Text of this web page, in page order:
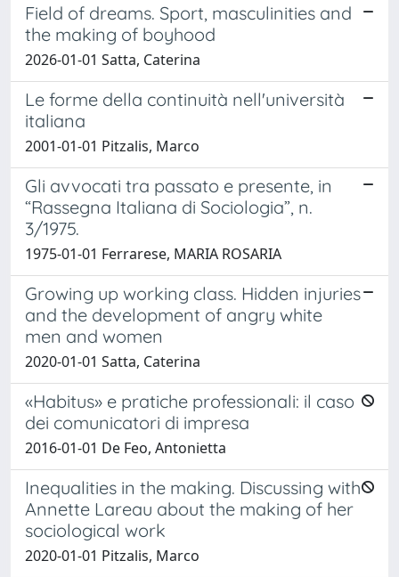
Field of dreams. Sport, masculinities and
the making of boyhood
2026-01-01 Satta, Caterina
Le forme della continuità nell'università
italiana
2001-01-01 Pitzalis, Marco
Gli avvocati tra passato e presente, in
“Rassegna Italiana di Sociologia”, n.
3/1975.
1975-01-01 Ferrarese, MARIA ROSARIA
Growing up working class. Hidden injuries
and the development of angry white
men and women
2020-01-01 Satta, Caterina
«Habitus» e pratiche professionali: il caso
dei comunicatori di impresa
2016-01-01 De Feo, Antonietta
Inequalities in the making. Discussing with
Annette Lareau about the making of her
sociological work
2020-01-01 Pitzalis, Marco